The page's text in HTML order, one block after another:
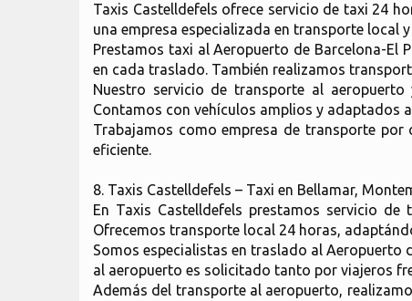
Taxis Castelldefels ofrece servicio de taxi 24
una empresa especializada en transporte local
Prestamos taxi al Aeropuerto de Barcelona-El
en cada traslado. También realizamos
Nuestro servicio de transporte al
Contamos con vehículos amplios y adaptados
Trabajamos como empresa de transporte
eficiente.
8. Taxis Castelldefels – Taxi en Bellamar,
En Taxis Castelldefels prestamos servicio de
Ofrecemos transporte local 24 horas,
Somos especialistas en traslado al
al aeropuerto es solicitado tanto por viajeros
Además del transporte al aeropuerto,